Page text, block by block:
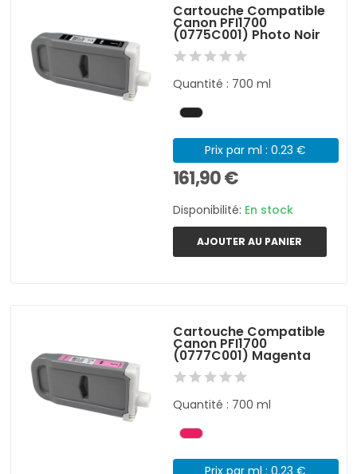
Cartouche Compatible
Canon PFI1700
(0775C001) Photo Noir
Quantité : 700 ml
Prix par ml : 0.23 €
161,90 €
Disponibilité: En stock
AJOUTER AU PANIER
Cartouche Compatible
Canon PFI1700
(0777C001) Magenta
Quantité : 700 ml
Prix par ml : 0.23 €